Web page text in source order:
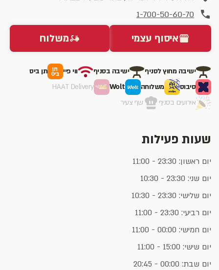
1-700-50-60-70
איסוף עצמי משלוח
ישיבה מחוץ לסניף ישיבה בסניף ווי פיי
תן ביס
סיבוס
משלוחה Wolt
HAAT Delivery
אירועים בסניף
שף צעיר
שעות פעילות
יום ראשון: 23:30 - 11:00
יום שני: 23:30 - 10:30
יום שלישי: 23:30 - 10:30
יום רביעי: 23:30 - 11:00
יום חמישי: 00:00 - 11:00
יום שישי: 15:00 - 11:00
יום שבת: 00:00 - 20:45